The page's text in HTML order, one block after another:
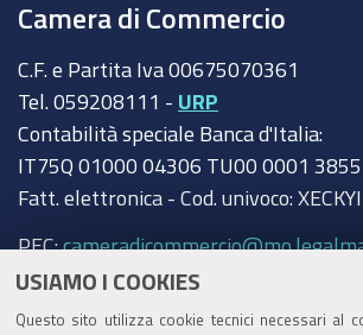
USIAMO I COOKIES
Questo sito utilizza cookie tecnici necessari al
Camera di Commercio
C.F. e Partita Iva 00675070361
Tel. 059208111 - URP
Contabilità speciale Banca d'Italia:
IT75Q 01000 04306 TU00 0001 3855
Fatt. elettronica - Cod. univoco: XECKYI
PEC:
Trasparenza